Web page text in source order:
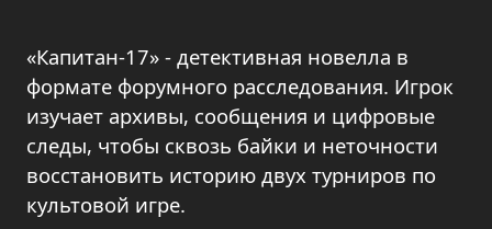
«Капитан-17» - детективная новелла в
формате форумного расследования. Игрок
изучает архивы, сообщения и цифровые
следы, чтобы сквозь байки и неточности
восстановить историю двух турниров по
культовой игре.